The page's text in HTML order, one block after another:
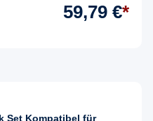
59,79 €*
Set Kompatibel für